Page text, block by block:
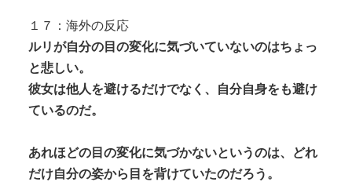
１７：海外の反応
ルリが自分の目の変化に気づいていないのはちょっ
と悲しい。
彼女は他人を避けるだけでなく、自分自身をも避け
ているのだ。
あれほどの目の変化に気づかないというのは、どれ
だけ自分の姿から目を背けていたのだろう。